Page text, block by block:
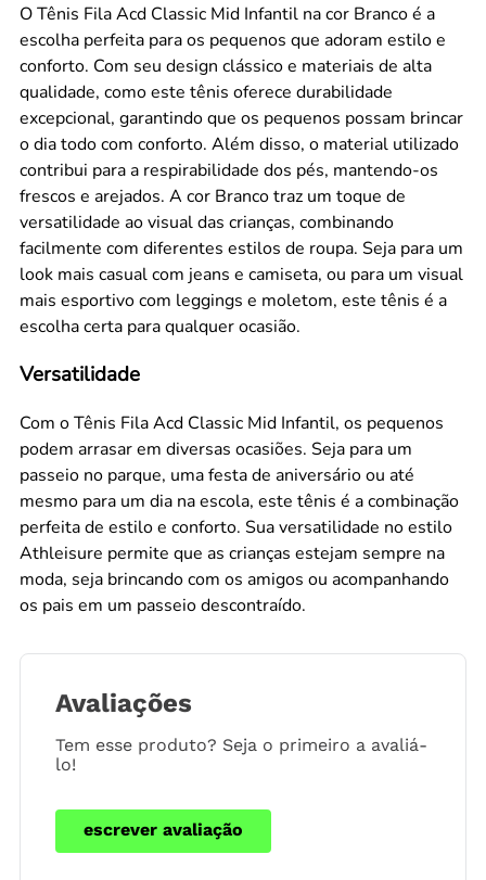
O Tênis Fila Acd Classic Mid Infantil na cor Branco é a
escolha perfeita para os pequenos que adoram estilo e
conforto. Com seu design clássico e materiais de alta
qualidade, como este tênis oferece durabilidade
excepcional, garantindo que os pequenos possam brincar
o dia todo com conforto. Além disso, o material utilizado
contribui para a respirabilidade dos pés, mantendo-os
frescos e arejados. A cor Branco traz um toque de
versatilidade ao visual das crianças, combinando
facilmente com diferentes estilos de roupa. Seja para um
look mais casual com jeans e camiseta, ou para um visual
mais esportivo com leggings e moletom, este tênis é a
escolha certa para qualquer ocasião.
Versatilidade
Com o Tênis Fila Acd Classic Mid Infantil, os pequenos
podem arrasar em diversas ocasiões. Seja para um
passeio no parque, uma festa de aniversário ou até
mesmo para um dia na escola, este tênis é a combinação
perfeita de estilo e conforto. Sua versatilidade no estilo
Athleisure permite que as crianças estejam sempre na
moda, seja brincando com os amigos ou acompanhando
os pais em um passeio descontraído.
Avaliações
Tem esse produto? Seja o primeiro a avaliá-
lo!
escrever avaliação